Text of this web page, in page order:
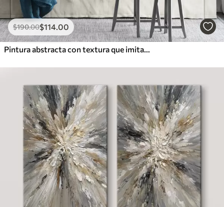
$190.00$114.00
Pintura abstracta con textura que imita pinceladas en blanco, azul y beige